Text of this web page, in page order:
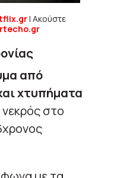
| Ακούστε
από
χτυπήματα
στο